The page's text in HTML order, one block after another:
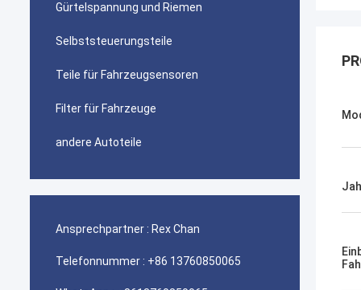
Gürtelspannung und Riemen
Selbststeuerungsteile
Teile für Fahrzeugsensoren
Filter für Fahrzeuge
andere Autoteile
Ansprechpartner : Rex Chan
Telefonnummer : +86 13760850065